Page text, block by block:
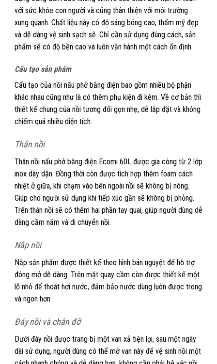
với sức khỏe con người và cũng thân thiện với môi trường
xung quanh. Chất liệu này có độ sáng bóng cao, thẩm mỹ đẹp
và dễ dàng vệ sinh sạch sẽ. Chỉ cần sử dụng đúng cách, sản
phẩm sẽ có độ bền cao và luôn vận hành một cách ổn định.
Cấu tạo sản phẩm
Cấu tạo của nồi nấu phở bằng điện bao gồm nhiều bộ phận
khác nhau cũng như là có thêm phụ kiện đi kèm. Về cơ bản thì
thiết kế chung của nồi tương đối gọn nhẹ, dễ lắp đặt và không
chiếm quá nhiều diện tích.
Thân nồi
Thân nồi nấu phở bằng điện Ecomi 60L được gia công từ 2 lớp
inox dày dặn. Đồng thời còn được tích hợp thêm foam cách
nhiệt ở giữa, khi chạm vào bên ngoài nồi sẽ không bị nóng.
Giúp cho người sử dụng khi tiếp xúc gần sẽ không bị phỏng.
Trên thân nồi sẽ có thêm hai phần tay quai, giúp người dùng dễ
dàng cầm nắm và di chuyển nồi.
Nắp nồi
Nắp sản phẩm được thiết kế theo hình bán nguyệt để hỗ trợ
đóng mở dễ dàng. Trên mặt quay cầm còn được thiết kế một
lỗ nhỏ để thoát hơi nước, đảm bảo nước dùng luôn được trong
và ngon hơn.
Đáy nồi và chân đỡ
Dưới đáy nồi được trang bị một van xả tiện lợi, sau một ngày
dài sử dụng, người dùng có thể mở van này để vệ sinh nồi một